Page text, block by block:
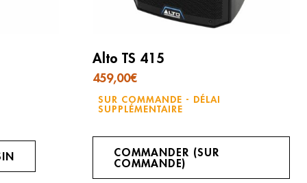
Alto TS 415
459,00€
SUR COMMANDE - DÉLAI
SUPPLÉMENTAIRE
COMMANDER (SUR
COMMANDE)